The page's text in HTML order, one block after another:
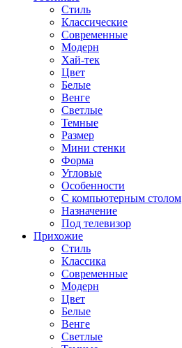
Стиль
Классические
Современные
Модерн
Хай-тек
Цвет
Белые
Венге
Светлые
Темные
Размер
Мини стенки
Форма
Угловые
Особенности
С компьютерным столом
Назначение
Под телевизор
Прихожие
Стиль
Классика
Современные
Модерн
Цвет
Белые
Венге
Светлые